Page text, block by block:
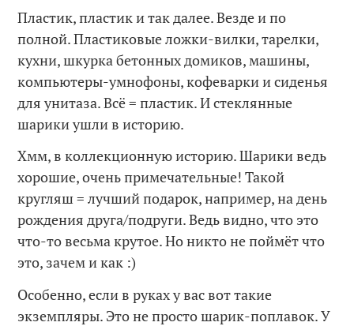
Пластик, пластик и так далее. Везде и по
полной. Пластиковые ложки-вилки, тарелки,
кухни, шкурка бетонных домиков, машины,
компьютеры-умнофоны, кофеварки и сиденья
для унитаза. Всё = пластик. И стеклянные
шарики ушли в историю.
Хмм, в коллекционную историю. Шарики ведь
хорошие, очень примечательные! Такой
кругляш = лучший подарок, например, на день
рождения друга/подруги. Ведь видно, что это
что-то весьма крутое. Но никто не поймёт что
это, зачем и как :)
Особенно, если в руках у вас вот такие
экземпляры. Это не просто шарик-поплавок. У